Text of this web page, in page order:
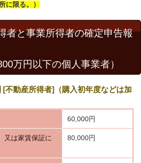
に限る。）
者と事業所得者の確定申告報
万円以下の個人事業者）
[不動産所得者]（購入初年度などは加
60,000円
は家賃保証に
80,000円